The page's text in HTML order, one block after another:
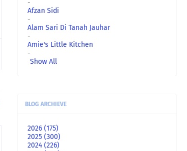
-
Afzan Sidi
-
Alam Sari Di Tanah Jauhar
-
Amie's Little Kitchen
-
Show All
BLOG ARCHIEVE
2026 (175)
2025 (300)
2024 (226)